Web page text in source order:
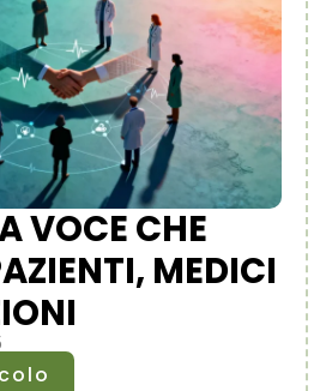
VOCE CHE
MEDICI